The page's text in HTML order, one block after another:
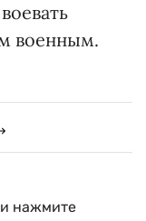
военным.
нажмите